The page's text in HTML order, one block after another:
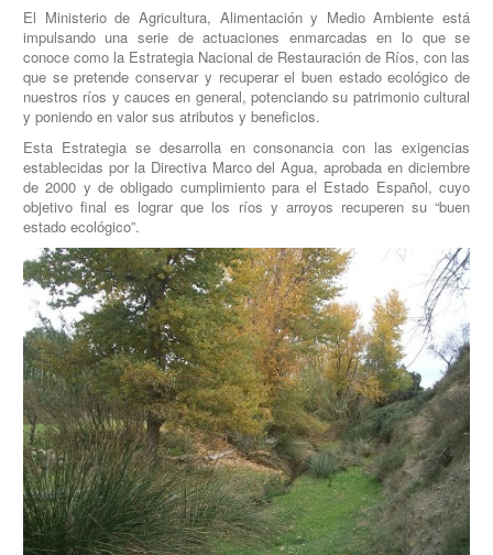
El Ministerio de Agricultura, Alimentación y Medio Ambiente está
impulsando una serie de actuaciones enmarcadas en lo que se
conoce como la Estrategia Nacional de Restauración de Ríos, con las
que se pretende conservar y recuperar el buen estado ecológico de
nuestros ríos y cauces en general, potenciando su patrimonio cultural
y poniendo en valor sus atributos y beneficios.
Esta Estrategia se desarrolla en consonancia con las exigencias
establecidas por la Directiva Marco del Agua, aprobada en diciembre
de 2000 y de obligado cumplimiento para el Estado Español, cuyo
objetivo final es lograr que los ríos y arroyos recuperen su “buen
estado ecológico”.